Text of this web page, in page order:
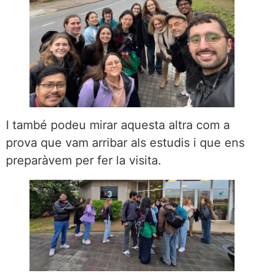
I també podeu mirar aquesta altra com a
prova que vam arribar als estudis i que ens
preparàvem per fer la visita.